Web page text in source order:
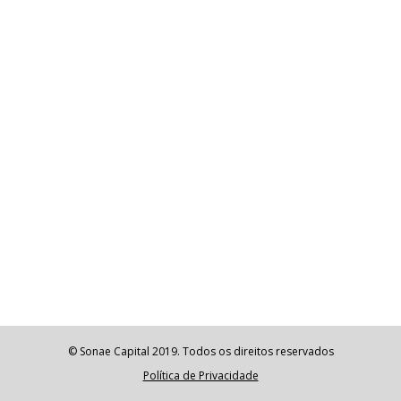
© Sonae Capital 2019. Todos os direitos reservados
Política de Privacidade